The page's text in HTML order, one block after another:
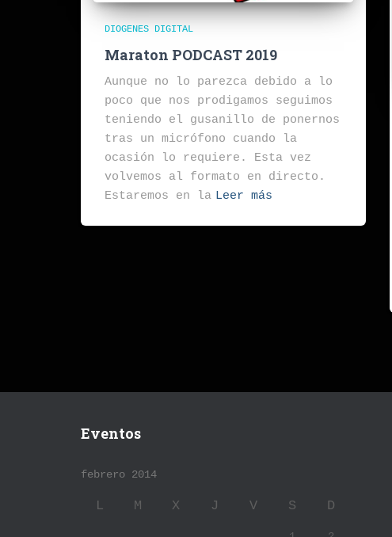
DIOGENES DIGITAL
Maraton PODCAST 2019
Aunque no lo parezca debido a lo
poco que nos prodigamos seguimos
teniendo el gusanillo de ponernos
tras un micrófono cuando la
ocasión lo requiere. Esta vez
volvemos al formato en directo.
Estaremos en la Leer más
Eventos
febrero 2014
L M X J V S D